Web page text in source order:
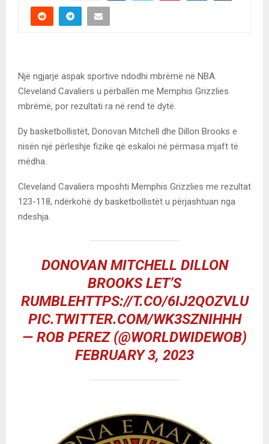
Një ngjarje aspak sportive ndodhi mbrëmë në NBA.
Cleveland Cavaliers u përballën me Memphis Grizzlies
mbrëmë, por rezultati ra në rend të dytë.
Dy basketbollistët, Donovan Mitchell dhe Dillon Brooks e
nisën një përleshje fizike që eskaloi në përmasa mjaft të
mëdha.
Cleveland Cavaliers mposhti Memphis Grizzlies me rezultat
123-118, ndërkohë dy basketbollistët u përjashtuan nga
ndeshja.
DONOVAN MITCHELL DILLON
BROOKS LET’S
RUMBLEHTTPS://T.CO/6IJ2QOZVLU
PIC.TWITTER.COM/WK3SZNIHHH
— ROB PEREZ (@WORLDWIDEWOB)
FEBRUARY 3, 2023